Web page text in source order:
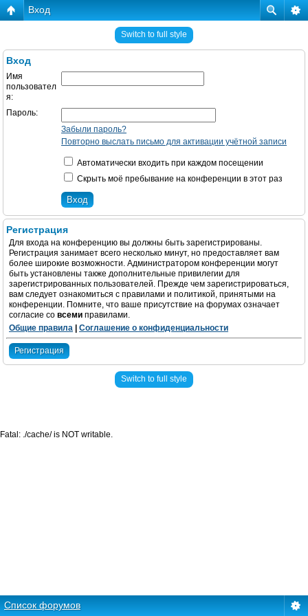
Вход
Switch to full style
Вход
Имя
пользовател
я:
Пароль:
Забыли пароль?
Повторно выслать письмо для активации учётной записи
Автоматически входить при каждом посещении
Скрыть моё пребывание на конференции в этот раз
Регистрация
Для входа на конференцию вы должны быть зарегистрированы.
Регистрация занимает всего несколько минут, но предоставляет вам
более широкие возможности. Администратором конференции могут
быть установлены также дополнительные привилегии для
зарегистрированных пользователей. Прежде чем зарегистрироваться,
вам следует ознакомиться с правилами и политикой, принятыми на
конференции. Помните, что ваше присутствие на форумах означает
согласие со всеми правилами.
Общие правила
Соглашение о конфиденциальности
Регистрация
Switch to full style
Список форумов
Fatal: ./cache/ is NOT writable.